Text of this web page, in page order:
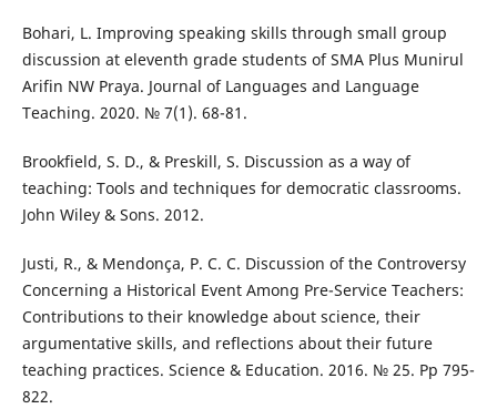
Bohari, L. Improving speaking skills through small group
discussion at eleventh grade students of SMA Plus Munirul
Arifin NW Praya. Journal of Languages and Language
Teaching. 2020. № 7(1). 68-81.
Brookfield, S. D., & Preskill, S. Discussion as a way of
teaching: Tools and techniques for democratic classrooms.
John Wiley & Sons. 2012.
Justi, R., & Mendonça, P. C. C. Discussion of the Controversy
Concerning a Historical Event Among Pre-Service Teachers:
Contributions to their knowledge about science, their
argumentative skills, and reflections about their future
teaching practices. Science & Education. 2016. № 25. Pp 795-
822.